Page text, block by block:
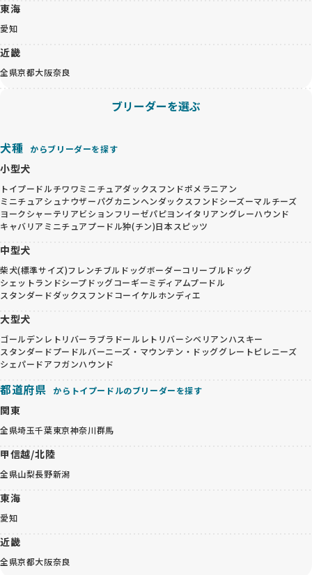
東海
愛知
近畿
全県京都大阪奈良
ブリーダーを選ぶ
犬種 からブリーダーを探す
小型犬
トイプードルチワワミニチュアダックスフンドポメラニアン
ミニチュアシュナウザーパグカニンヘンダックスフンドシーズーマルチーズ
ヨークシャーテリアビションフリーゼパピヨンイタリアングレーハウンド
キャバリア ミニチュアプードル狆(チン)日本スピッツ
中型犬
柴犬(標準サイズ)フレンチブルドッグボーダーコリーブルドッグ
シェットランドシープドッグコーギーミディアムプードル
スタンダードダックスフンドコーイケルホンディエ
大型犬
ゴールデンレトリバー ラブラドールレトリバーシベリアンハスキー
スタンダードプードルバーニーズ・マウンテン・ドッググレートピレニーズ
シェパードアフガンハウンド
都道府県 からトイプードルのブリーダーを探す
関東
全県埼玉千葉東京神奈川群馬
甲信越/北陸
全県山梨長野新潟
東海
愛知
近畿
全県京都大阪奈良